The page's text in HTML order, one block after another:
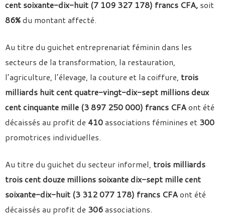
cent soixante-dix-huit (7 109 327 178) francs CFA, soit
86%du montant affecté.
Au titre du guichet entreprenariat féminin dans les
secteurs de la transformation, la restauration,
l’agriculture, l’élevage, la couture et la coiffure, trois
milliards huit cent quatre-vingt-dix-sept millions deux
cent cinquante mille (3 897 250 000) francs CFAont été
décaissés au profit de 410associations féminines et 300
promotrices individuelles.
Au titre du guichet du secteur informel, trois milliards
trois cent douze millions soixante dix-sept mille cent
soixante-dix-huit (3 312 077 178) francs CFAont été
décaissés au profit de 306associations.